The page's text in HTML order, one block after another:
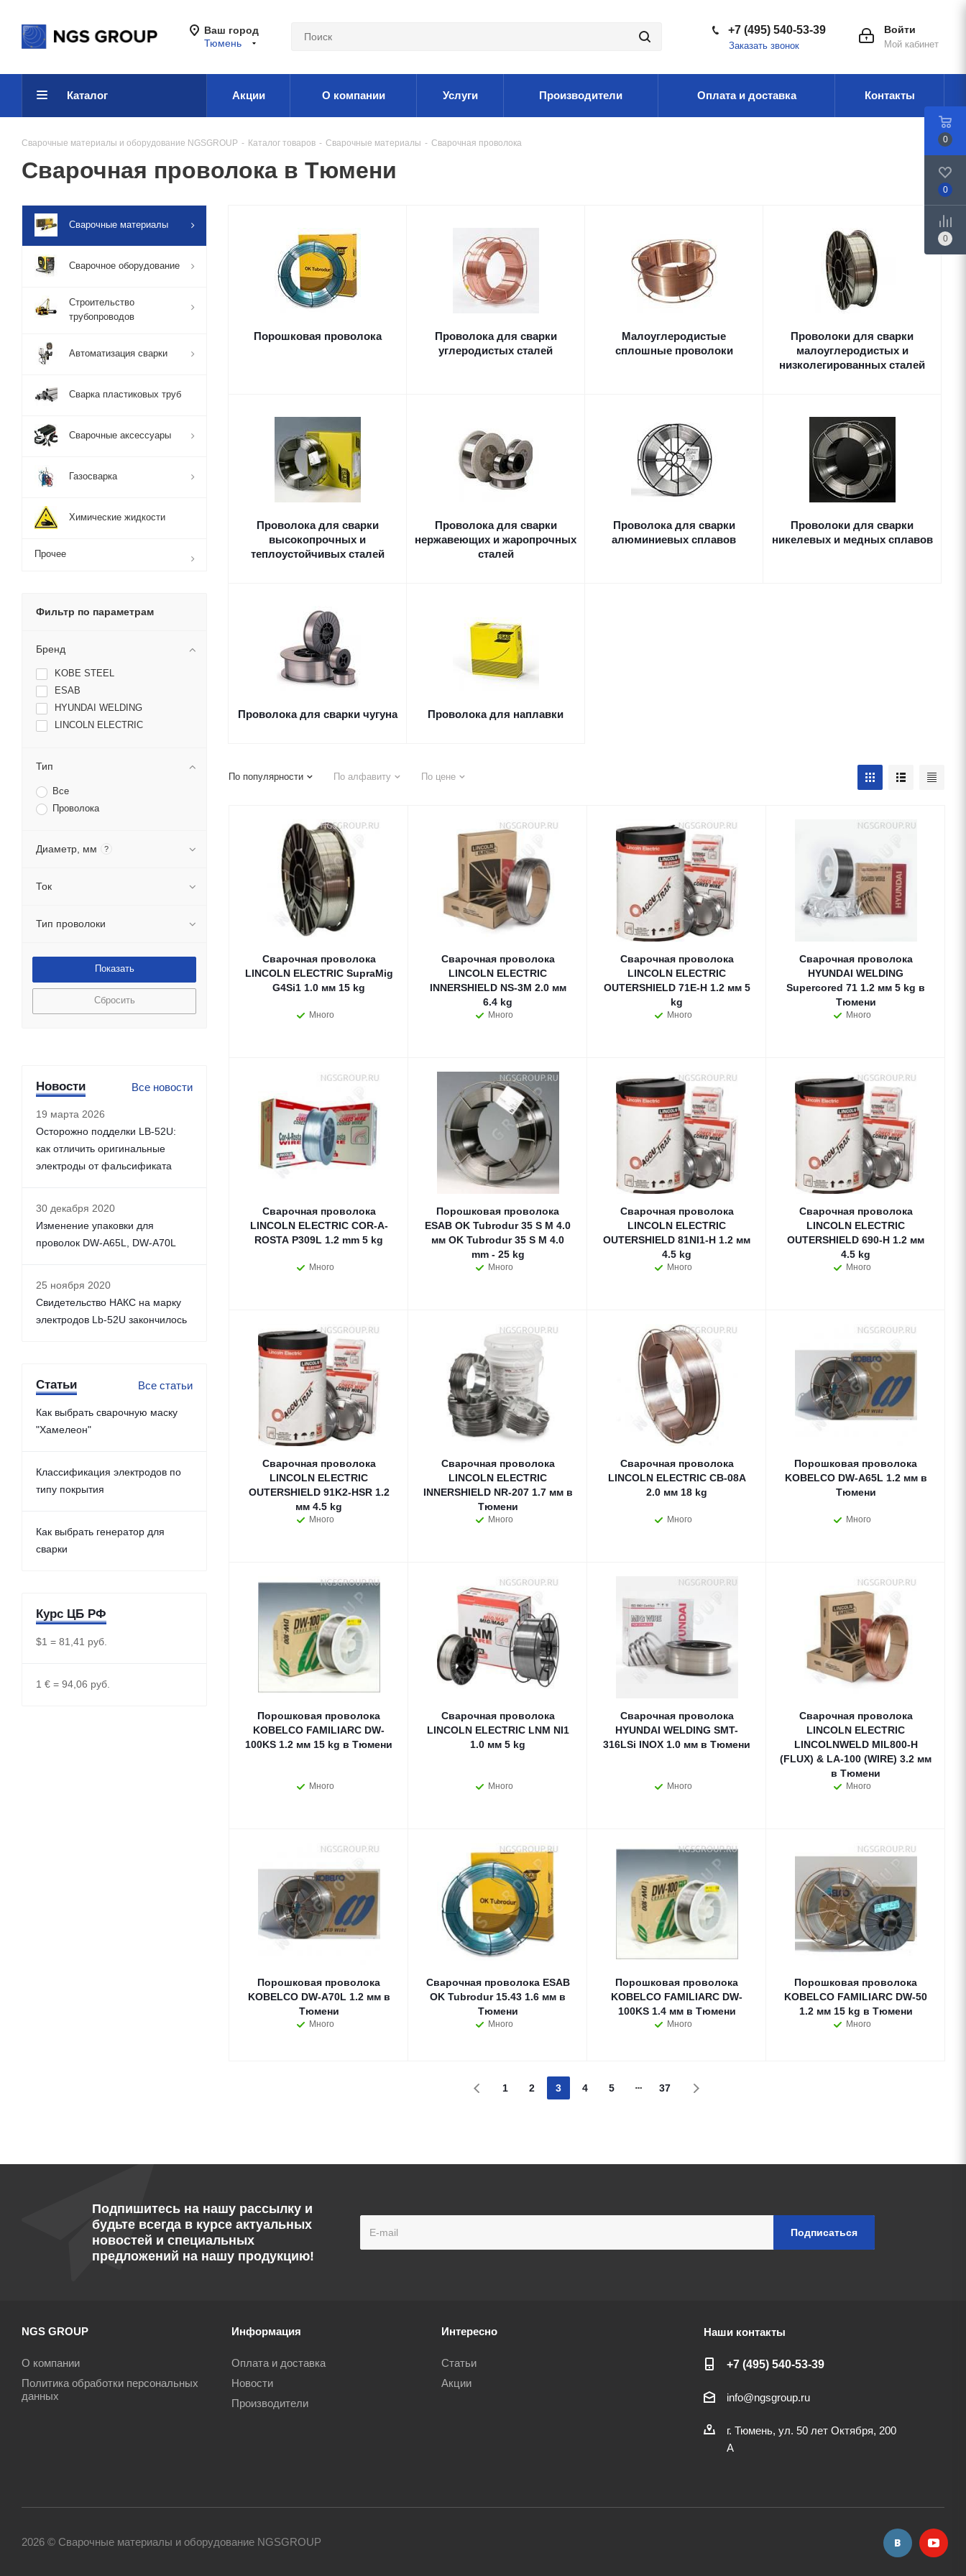
Ваш город
Тюмень
Войти
Мой кабинет
+7 (495) 540-53-39
Заказать звонок
Каталог Акции О компании Услуги Производители Оплата и доставка Контакты
Сварочные материалы и оборудование NGSGROUP - Каталог товаров - Сварочные материалы - Сварочная проволока
Сварочная проволока в Тюмени
Порошковая проволока
Проволока для сварки
углеродистых сталей
Малоуглеродистые
сплошные проволоки
Проволоки для сварки
малоуглеродистых и
низколегированных сталей
Проволока для сварки
высокопрочных и
теплоустойчивых сталей
Проволока для сварки
нержавеющих и жаропрочных
сталей
Проволока для сварки
алюминиевых сплавов
Проволоки для сварки
никелевых и медных сплавов
Проволока для сварки чугуна Проволока для наплавки
По популярности По алфавиту По цене
Сварочная проволока
LINCOLN ELECTRIC SupraMig
G4Si1 1.0 мм 15 kg
Много
Сварочная проволока
LINCOLN ELECTRIC
INNERSHIELD NS-3M 2.0 мм
6.4 kg
Много
Сварочная проволока
LINCOLN ELECTRIC
OUTERSHIELD 71E-H 1.2 мм 5
kg
Много
Сварочная проволока
HYUNDAI WELDING
Supercored 71 1.2 мм 5 kg в
Тюмени
Много
Сварочная проволока
LINCOLN ELECTRIC COR-A-
ROSTA P309L 1.2 mm 5 kg
Много
Порошковая проволока
ESAB OK Tubrodur 35 S M 4.0
мм OK Tubrodur 35 S M 4.0
mm - 25 kg
Много
Сварочная проволока
LINCOLN ELECTRIC
OUTERSHIELD 81NI1-H 1.2 мм
4.5 kg
Много
Сварочная проволока
LINCOLN ELECTRIC
OUTERSHIELD 690-H 1.2 мм
4.5 kg
Много
Сварочная проволока
LINCOLN ELECTRIC
OUTERSHIELD 91K2-HSR 1.2
мм 4.5 kg
Много
Сварочная проволока
LINCOLN ELECTRIC
INNERSHIELD NR-207 1.7 мм в
Тюмени
Много
Сварочная проволока
LINCOLN ELECTRIC СВ-08А
2.0 мм 18 kg
Много
Порошковая проволока
KOBELCO DW-A65L 1.2 мм в
Тюмени
Много
Порошковая проволока
KOBELCO FAMILIARC DW-
100KS 1.2 мм 15 kg в Тюмени
Много
Сварочная проволока
LINCOLN ELECTRIC LNM NI1
1.0 мм 5 kg
Много
Сварочная проволока
HYUNDAI WELDING SMT-
316LSi INOX 1.0 мм в Тюмени
Много
Сварочная проволока
LINCOLN ELECTRIC
LINCOLNWELD MIL800-H
(FLUX) & LA-100 (WIRE) 3.2 мм
в Тюмени
Много
Порошковая проволока
KOBELCO DW-A70L 1.2 мм в
Тюмени
Много
Сварочная проволока ESAB
OK Tubrodur 15.43 1.6 мм в
Тюмени
Много
Порошковая проволока
KOBELCO FAMILIARC DW-
100KS 1.4 мм в Тюмени
Много
Порошковая проволока
KOBELCO FAMILIARC DW-50
1.2 мм 15 kg в Тюмени
Много
1 2 3 4 5 37
Сварочные материалы
Сварочное оборудование
Строительство
трубопроводов
Автоматизация сварки
Сварка пластиковых труб
Сварочные аксессуары
Газосварка
Химические жидкости
Прочее
Фильтр по параметрам
Бренд
KOBE STEEL
ESAB
HYUNDAI WELDING
LINCOLN ELECTRIC
Тип
Все
Проволока
Диаметр, мм ?
Ток
Тип проволоки
Сбросить
Новости Все новости
19 марта 2026
Осторожно подделки LB-52U:
как отличить оригинальные
электроды от фальсификата
30 декабря 2020
Изменение упаковки для
проволок DW-A65L, DW-A70L
25 ноября 2020
Свидетельство НАКС на марку
электродов Lb-52U закончилось
Статьи Все статьи
Как выбрать сварочную маску
"Хамелеон"
Классификация электродов по
типу покрытия
Как выбрать генератор для
сварки
Курс ЦБ РФ
$1 = 81,41 руб.
1 € = 94,06 руб.
Подпишитесь на нашу рассылку и
будьте всегда в курсе актуальных
новостей и специальных
предложений на нашу продукцию!
NGS GROUP
О компании
Политика обработки персональных
данных
Информация
Оплата и доставка
Новости
Производители
Интересно
Статьи
Акции
Наши контакты
+7 (495) 540-53-39
info@ngsgroup.ru
г. Тюмень, ул. 50 лет Октября, 200
А
2026 © Сварочные материалы и оборудование NGSGROUP
0
0
0